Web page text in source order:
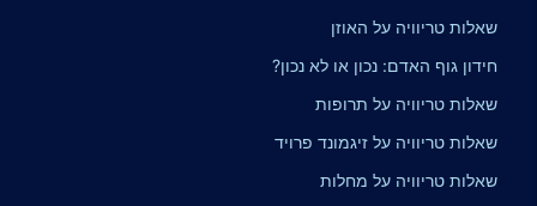
שאלות טריוויה על האוזן
חידון גוף האדם: נכון או לא נכון?
שאלות טריוויה על תרופות
שאלות טריוויה על זיגמונד פרויד
שאלות טריוויה על מחלות